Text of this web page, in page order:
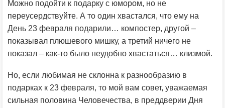
Можно подойти к подарку с юмором, но не
переусердствуйте. А то один хвастался, что ему на
День 23 февраля подарили… компостер, другой –
показывал плюшевого мишку, а третий ничего не
показал – как-то было неудобно хвастаться… клизмой.
Но, если любимая не склонна к разнообразию в
подарках к 23 февраля, то мой вам совет, уважаемая
сильная половина Человечества, в преддверии Дня